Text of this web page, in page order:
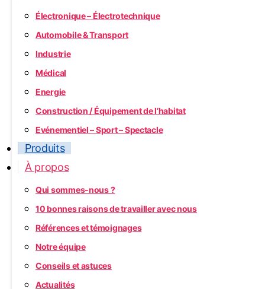
Électronique – Électrotechnique
Automobile & Transport
Industrie
Médical
Energie
Construction / Équipement de l’habitat
Evénementiel – Sport – Spectacle
Produits
À propos
Qui sommes-nous ?
10 bonnes raisons de travailler avec nous
Références et témoignages
Notre équipe
Conseils et astuces
Actualités